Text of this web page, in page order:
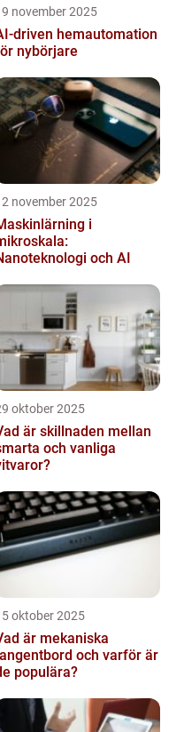
november 2025
driven hemautomation
nybörjare
november 2025
i
och AI
oktober 2025
är skillnaden mellan
och vanliga
oktober 2025
är mekaniska
och varför är
populära?